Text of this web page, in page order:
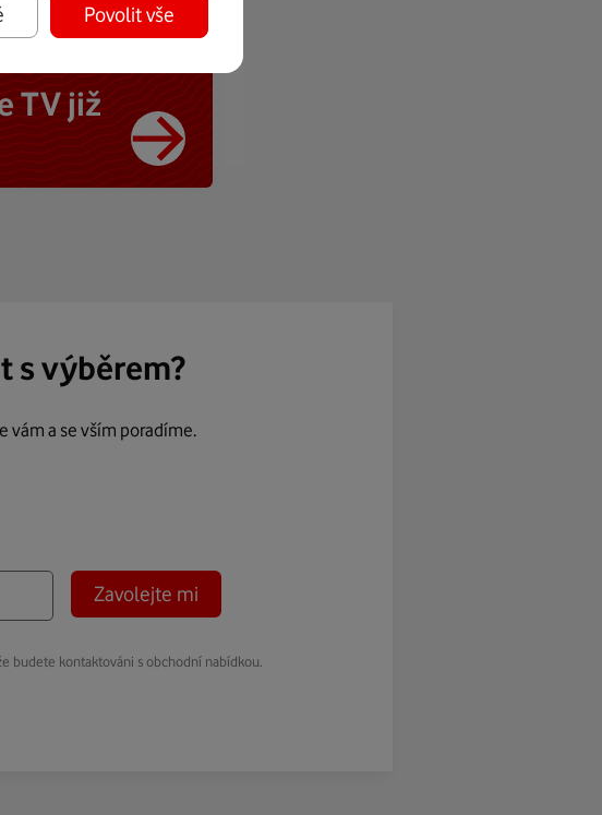
TV již
s výběrem?
vám a se vším poradíme.
Zavolejte mi
budete kontaktováni s obchodní nabídkou.
Povolit vše